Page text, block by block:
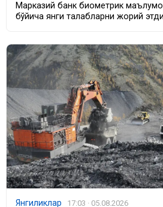
Марказий банк биометрик
бўйича янги талабларни жорий этди
Янгиликлар 17:03 · 05.08.2026